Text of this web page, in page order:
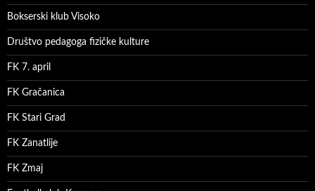
Bokserski klub Visoko
Društvo pedagoga fizičke kulture
FK 7. april
FK Gračanica
FK Stari Grad
FK Zanatlije
FK Zmaj